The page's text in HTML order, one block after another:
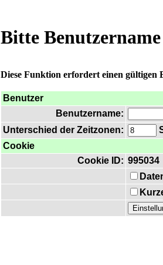
Bitte
Diese Funktion erfordert einen gültigen
Benutzer
Benutzername:
Unterschied der Zeitzonen:
Cookie
Cookie ID: 995034